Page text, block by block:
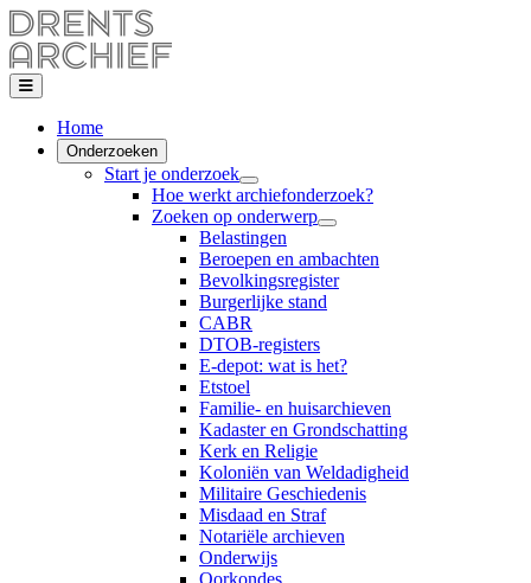
Home
Onderzoeken
Start je onderzoek
Hoe werkt archiefonderzoek?
Zoeken op onderwerp
Belastingen
Beroepen en ambachten
Bevolkingsregister
Burgerlijke stand
CABR
DTOB-registers
E-depot: wat is het?
Etstoel
Familie- en huisarchieven
Kadaster en Grondschatting
Kerk en Religie
Koloniën van Weldadigheid
Militaire Geschiedenis
Misdaad en Straf
Notariële archieven
Onderwijs
Oorkondes